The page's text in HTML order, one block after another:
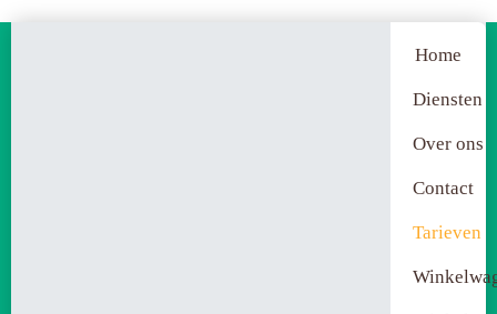
Home
Diensten
Over ons
Contact
Tarieven